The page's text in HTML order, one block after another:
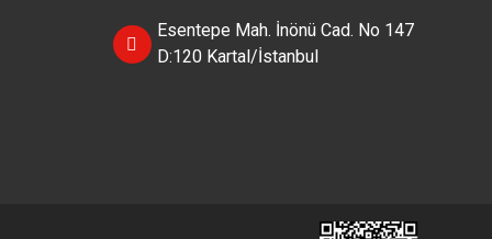
Esentepe Mah. İnönü Cad. No 147
D:120 Kartal/İstanbul